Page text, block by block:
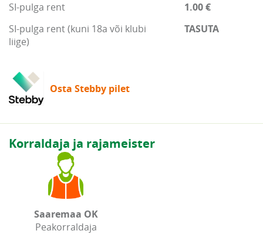
SI-pulga rent
1.00 €
SI-pulga rent (kuni 18a või klubi
liige)
TASUTA
Osta Stebby pilet
Korraldaja ja rajameister
Saaremaa OK
Peakorraldaja